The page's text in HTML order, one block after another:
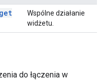
Wspólne działanie
widżetu.
do łączenia w